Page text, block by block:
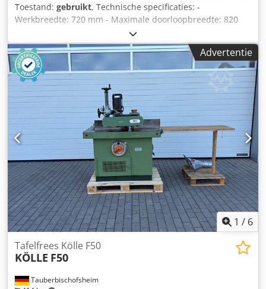
Toestand: gebruikt, Technische specificaties: -
Werkbreedte: 720 mm - Maximale doorloopbreedte: 820
mm - Boordiepte verticaal: 45 mm, horizontaal: 120 mm
Chjdpfszryr Ujx Ag Eea
Advertentie
1 / 6
Tauberbischofsheim
Tafelfrees Kölle F50
KÖLLE F50